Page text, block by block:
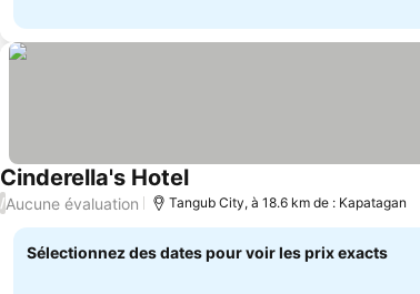
Cinderella's HotelConsulter les prix
/Aucune évaluation Tangub City, à 18.6 km de : Kapatagan
Sélectionnez des dates pour voir les prix exacts